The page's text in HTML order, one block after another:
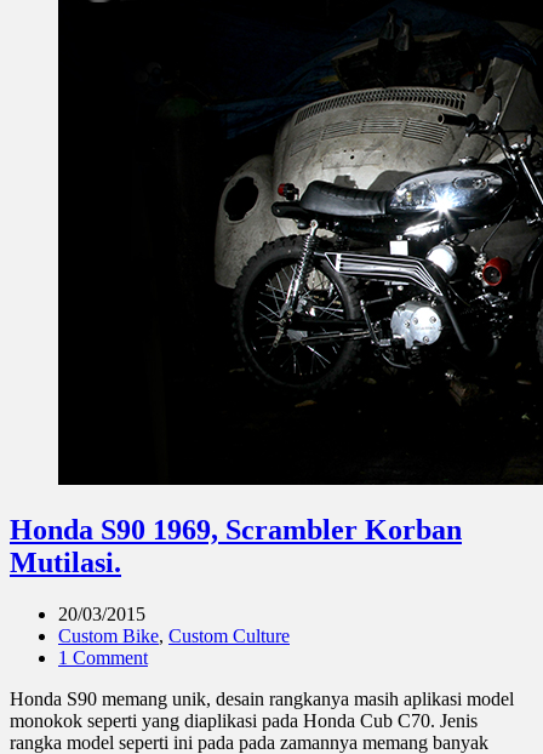
Honda S90 1969, Scrambler Korban
Mutilasi.
20/03/2015
Custom Bike, Custom Culture
1 Comment
Honda S90 memang unik, desain rangkanya masih aplikasi model
monokok seperti yang diaplikasi pada Honda Cub C70. Jenis
rangka model seperti ini pada pada zamannya memang banyak